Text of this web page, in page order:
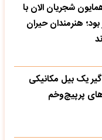
شجریان الان با
هنرمندان حیران
یک بیل مکانیکی
پرپیچ‌وخم